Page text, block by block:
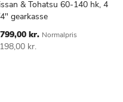
TIL
LISTE
& Tohatsu 60-140 hk, 4
gearkasse
kr. Normalpris
kr.